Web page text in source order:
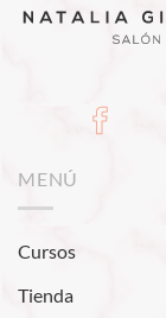
MENÚ
Cursos
Tienda